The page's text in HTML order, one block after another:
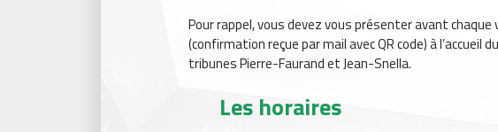
Pour rappel, vous devez vous présenter avant
(confirmation reçue par mail avec QR code) à l’accueil
tribunes Pierre-Faurand et Jean-Snella.
Les horaires